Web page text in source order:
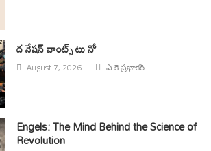
ద నేషన్ వాంట్స్ టు నో
August 7, 2026 ఎ కె ప్రభాకర్
Engels: The Mind Behind the Science of
Revolution